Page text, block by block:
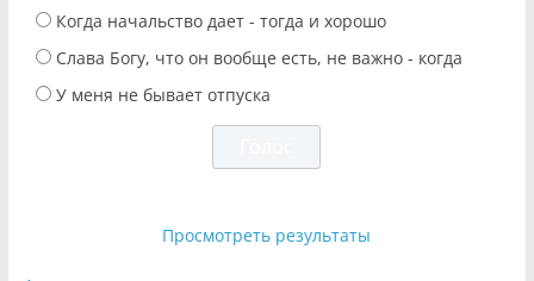
Когда начальство дает - тогда и хорошо
Слава Богу, что он вообще есть, не важно - когда
У меня не бывает отпуска
Просмотреть результаты